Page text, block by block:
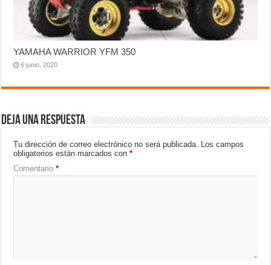
YAMAHA WARRIOR YFM 350
6 junio, 2020
Deja una respuesta
Tu dirección de correo electrónico no será publicada. Los campos
obligatorios están marcados con*
Comentario*